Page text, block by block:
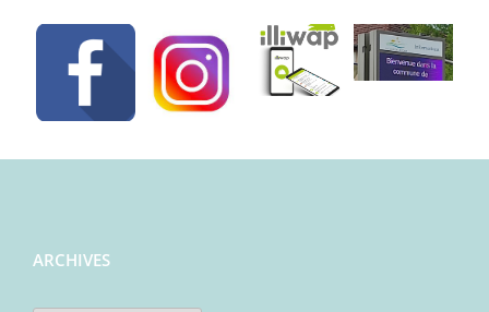
ARCHIVES